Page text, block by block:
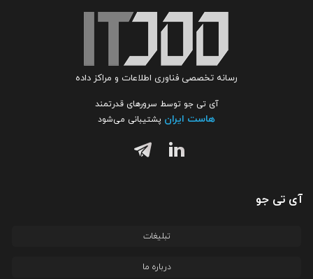
رسانه تخصصی فناوری اطلاعات و مراکز داده
آی تی جو توسط سرورهای قدرتمند
هاست ایران پشتیبانی می‌شود
آی تی جو
تبلیغات
درباره ما